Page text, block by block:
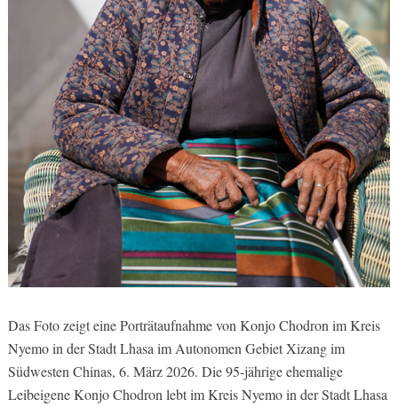
Das Foto zeigt eine Porträtaufnahme von Konjo Chodron im Kreis
Nyemo in der Stadt Lhasa im Autonomen Gebiet Xizang im
Südwesten Chinas, 6. März 2026. Die 95-jährige ehemalige
Leibeigene Konjo Chodron lebt im Kreis Nyemo in der Stadt Lhasa